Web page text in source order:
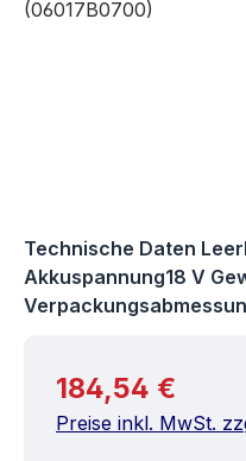
Technische Daten
Akkuspannung18 V
Regulärer Preis:
184,54 €
Preise inkl. MwSt.